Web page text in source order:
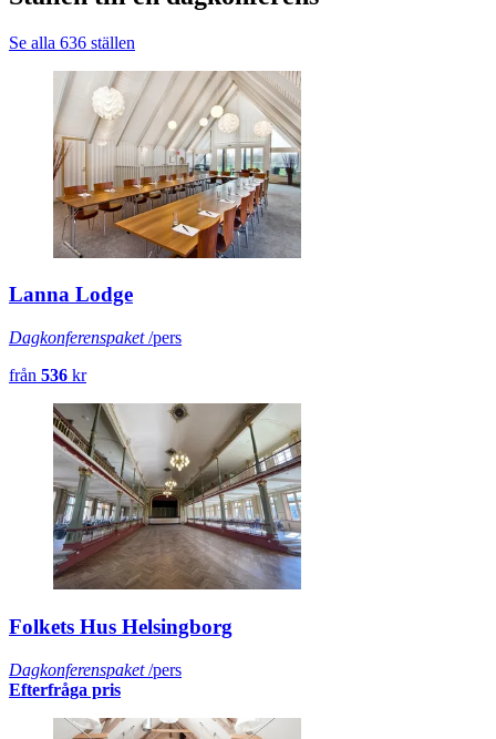
Se alla 636 ställen
Lanna Lodge
Dagkonferenspaket/pers
från 536 kr
Folkets Hus Helsingborg
Dagkonferenspaket/pers
Efterfråga pris